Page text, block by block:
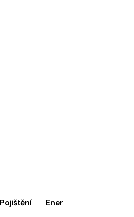
Pojištění Energie